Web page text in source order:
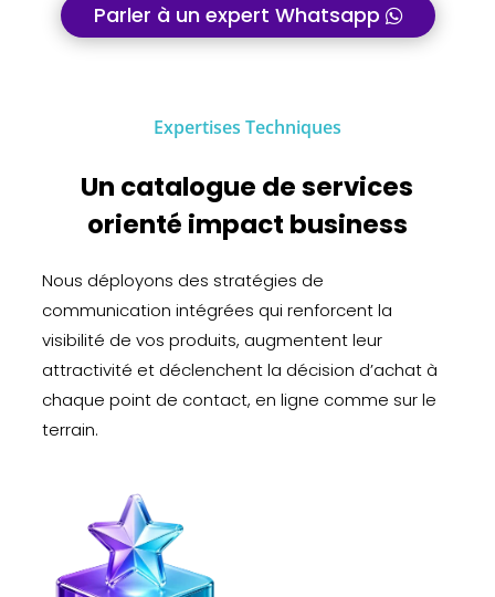
Parler à un expert Whatsapp
Expertises Techniques
Un catalogue de services
orienté impact business
Nous déployons des stratégies de
communication intégrées qui renforcent la
visibilité de vos produits, augmentent leur
attractivité et déclenchent la décision d’achat à
chaque point de contact, en ligne comme sur le
terrain.